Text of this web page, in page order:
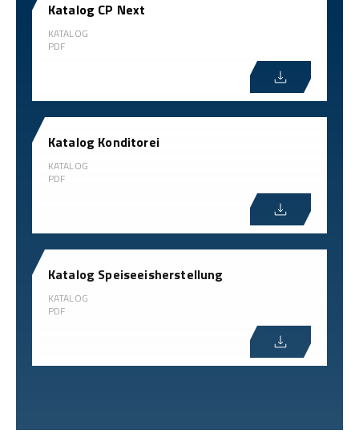
Katalog CP Next
KATALOG
PDF
Katalog Konditorei
KATALOG
PDF
Katalog Speiseeisherstellung
KATALOG
PDF